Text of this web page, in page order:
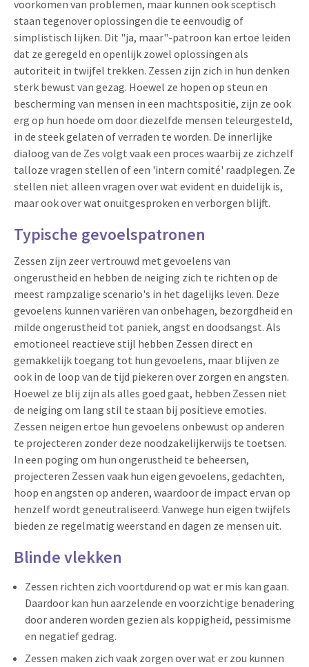
voorkomen van problemen, maar kunnen ook sceptisch
staan tegenover oplossingen die te eenvoudig of
simplistisch lijken. Dit "ja, maar"-patroon kan ertoe leiden
dat ze geregeld en openlijk zowel oplossingen als
autoriteit in twijfel trekken. Zessen zijn zich in hun denken
sterk bewust van gezag. Hoewel ze hopen op steun en
bescherming van mensen in een machtspositie, zijn ze ook
erg op hun hoede om door diezelfde mensen teleurgesteld,
in de steek gelaten of verraden te worden. De innerlijke
dialoog van de Zes volgt vaak een proces waarbij ze zichzelf
talloze vragen stellen of een 'intern comité' raadplegen. Ze
stellen niet alleen vragen over wat evident en duidelijk is,
maar ook over wat onuitgesproken en verborgen blijft.
Typische gevoelspatronen
Zessen zijn zeer vertrouwd met gevoelens van
ongerustheid en hebben de neiging zich te richten op de
meest rampzalige scenario's in het dagelijks leven. Deze
gevoelens kunnen variëren van onbehagen, bezorgdheid en
milde ongerustheid tot paniek, angst en doodsangst. Als
emotioneel reactieve stijl hebben Zessen direct en
gemakkelijk toegang tot hun gevoelens, maar blijven ze
ook in de loop van de tijd piekeren over zorgen en angsten.
Hoewel ze blij zijn als alles goed gaat, hebben Zessen niet
de neiging om lang stil te staan bij positieve emoties.
Zessen neigen ertoe hun gevoelens onbewust op anderen
te projecteren zonder deze noodzakelijkerwijs te toetsen.
In een poging om hun ongerustheid te beheersen,
projecteren Zessen vaak hun eigen gevoelens, gedachten,
hoop en angsten op anderen, waardoor de impact ervan op
henzelf wordt geneutraliseerd. Vanwege hun eigen twijfels
bieden ze regelmatig weerstand en dagen ze mensen uit.
Blinde vlekken
Zessen richten zich voortdurend op wat er mis kan gaan.
Daardoor kan hun aarzelende en voorzichtige benadering
door anderen worden gezien als koppigheid, pessimisme
en negatief gedrag.
Zessen maken zich vaak zorgen over wat er zou kunnen